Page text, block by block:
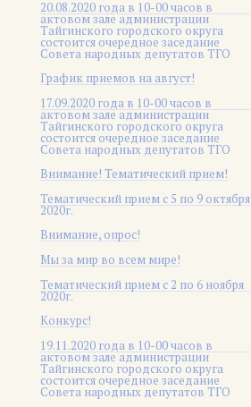
20.08.2020 года в 10-00 часов в
актовом зале администрации
Тайгинского городского округа
состоится очередное заседание
Совета народных депутатов ТГО
График приемов на август!
17.09.2020 года в 10-00 часов в
актовом зале администрации
Тайгинского городского округа
состоится очередное заседание
Совета народных депутатов ТГО
Внимание! Тематический прием!
Тематический прием с 5 по 9 октября
2020г.
Внимание, опрос!
Мы за мир во всем мире!
Тематический прием с 2 по 6 ноября
2020г.
Конкурс!
19.11.2020 года в 10-00 часов в
актовом зале администрации
Тайгинского городского округа
состоится очередное заседание
Совета народных депутатов ТГО